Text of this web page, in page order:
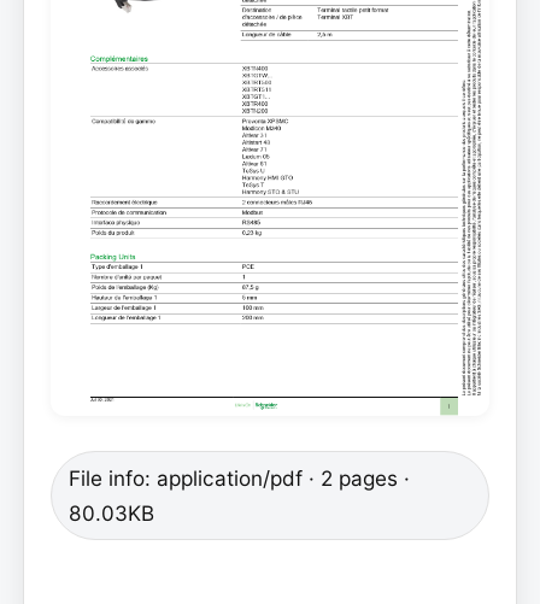
File info: application/pdf · 2 pages ·
80.03KB